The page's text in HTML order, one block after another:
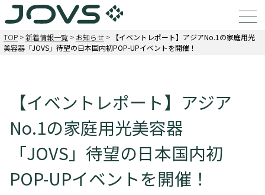
TOP >新着情報一覧 > お知らせ >
【イベントレポート】アジアNo.1の家庭用光
美容器「JOVS」待望の日本国内初POP-UPイベントを開催！
【イベントレポート】アジア
No.1の家庭用光美容器
「JOVS」待望の日本国内初
POP-UPイベントを開催！